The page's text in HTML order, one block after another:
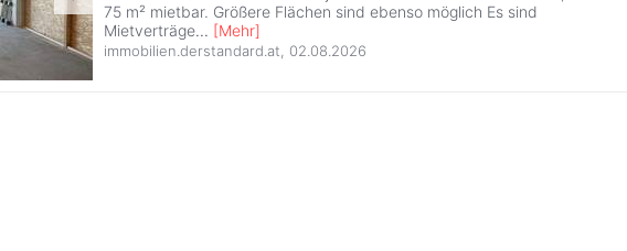
75 m² mietbar. Größere Flächen sind ebenso möglich Es sind
Mietverträge... [Mehr]
immobilien.derstandard.at, 02.08.2026